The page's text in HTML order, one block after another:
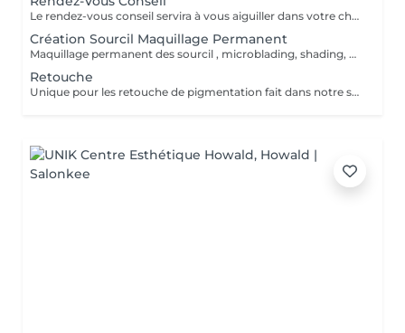
Le rendez-vous conseil servira à vous aiguiller dans votre choix, confirmer vos souhaits et vous accompagner dans cette démarche, notamment sur le maquillage permanent.
Création Sourcil Maquillage Permanent
Maquillage permanent des sourcil , microblading, shading, powder ou mixte . Avant de prendre cette prestation il est impératif de prendre un rdv conseil .
Retouche
Unique pour les retouche de pigmentation fait dans notre shop Wink. Pour les service exécuter dans un autre institut prendre un rdv conseille.